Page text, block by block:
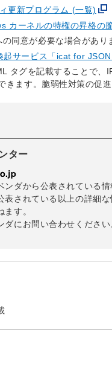
更新プログラム (一覧)
カーネルの特権の昇格の
同意が必要な場合があり
サービス「icat for JSON
タグを記載することで、
きます。脆弱性対策の促進
ター
ンダから公表されている情
表されている以上の詳細
す。
ダにお問い合わせください